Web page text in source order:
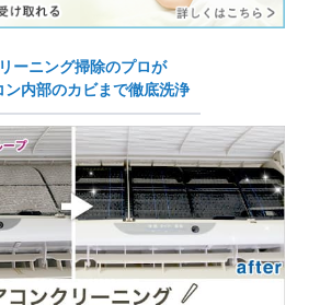
ーニング掃除のプロが
ン内部のカビまで徹底洗浄